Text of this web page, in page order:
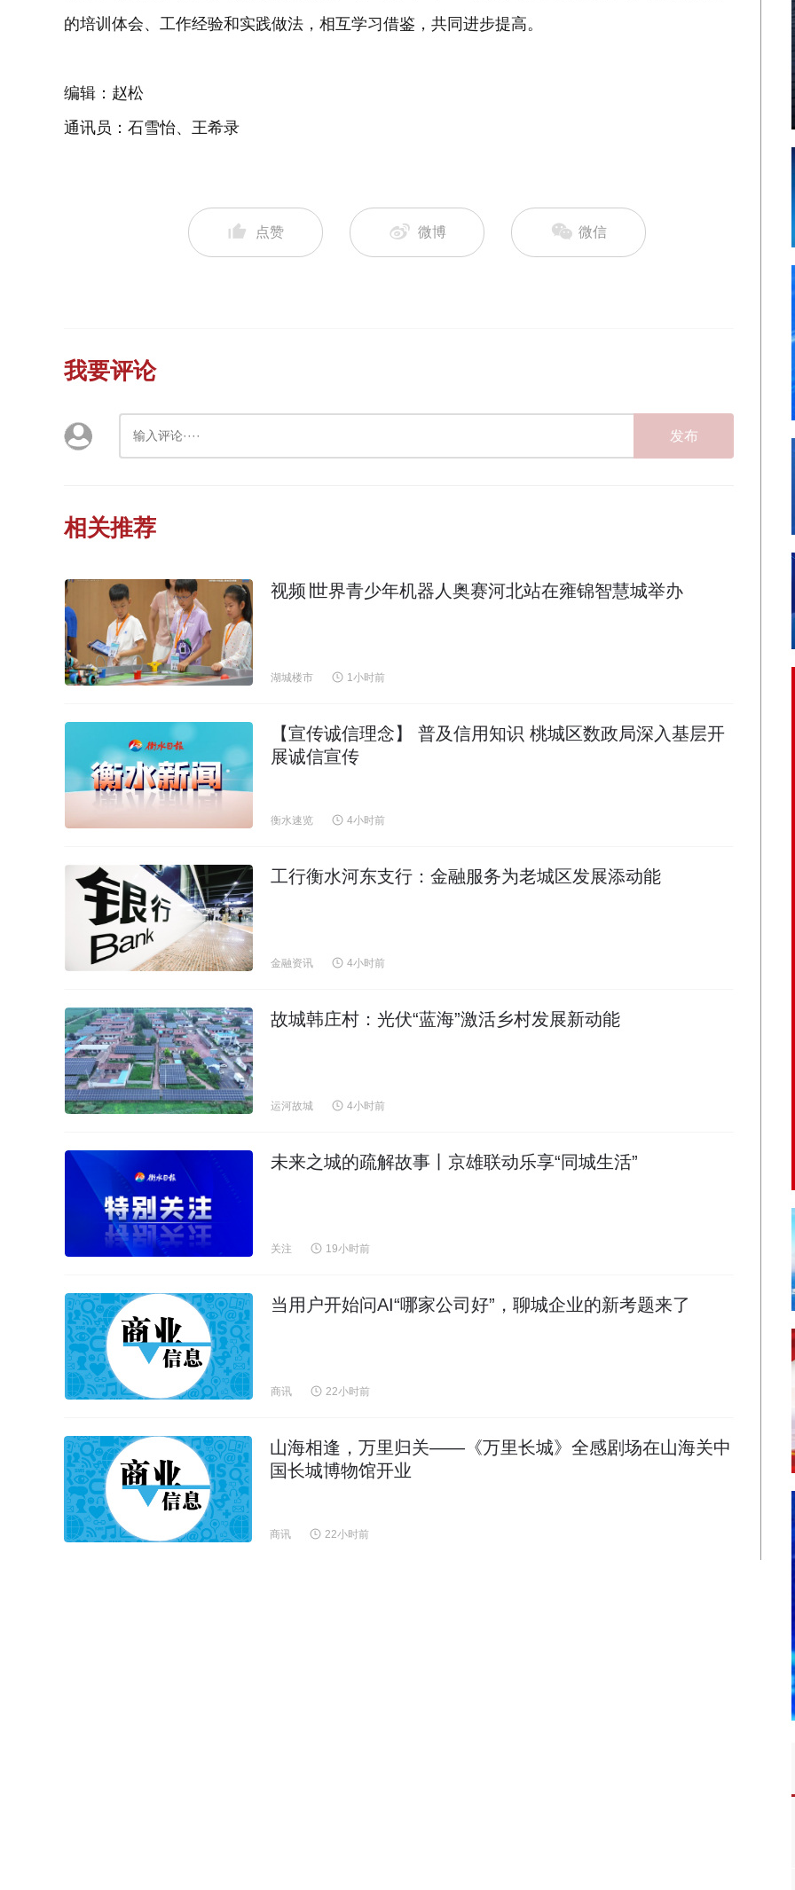
的培训体会、工作经验和实践做法，相互学习借鉴，共同进步提高。
编辑：赵松
通讯员：石雪怡、王希录
点赞 微博 微信
我要评论
发布
相关推荐
视频∣世界青少年机器人奥赛河北站在雍锦智慧城举办
湖城楼市 1小时前
【宣传诚信理念】 普及信用知识 桃城区数政局深入基层开
展诚信宣传
衡水速览 4小时前
工行衡水河东支行：金融服务为老城区发展添动能
金融资讯 4小时前
故城韩庄村：光伏“蓝海”激活乡村发展新动能
运河故城 4小时前
未来之城的疏解故事丨京雄联动乐享“同城生活”
关注 19小时前
当用户开始问AI“哪家公司好”，聊城企业的新考题来了
商讯 22小时前
山海相逢，万里归关——《万里长城》全感剧场在山海关中
国长城博物馆开业
商讯 22小时前